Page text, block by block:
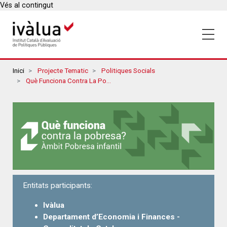
Vés al contingut
Breadcrumbs
Inici Projecte Tematic
Politiques Socials
Què Funciona Contra La Pobresa? Àmbit Pobresa Infantil
Entitats participants:
Ivàlua
Departament d’Economia i Finances -